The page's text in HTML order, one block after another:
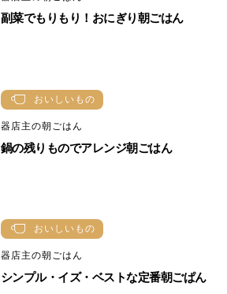
副菜でもりもり！おにぎり朝ごはん
おいしいもの
器店主の朝ごはん
鍋の残りものでアレンジ朝ごはん
おいしいもの
器店主の朝ごはん
シンプル・イズ・ベストな定番朝ごぱん